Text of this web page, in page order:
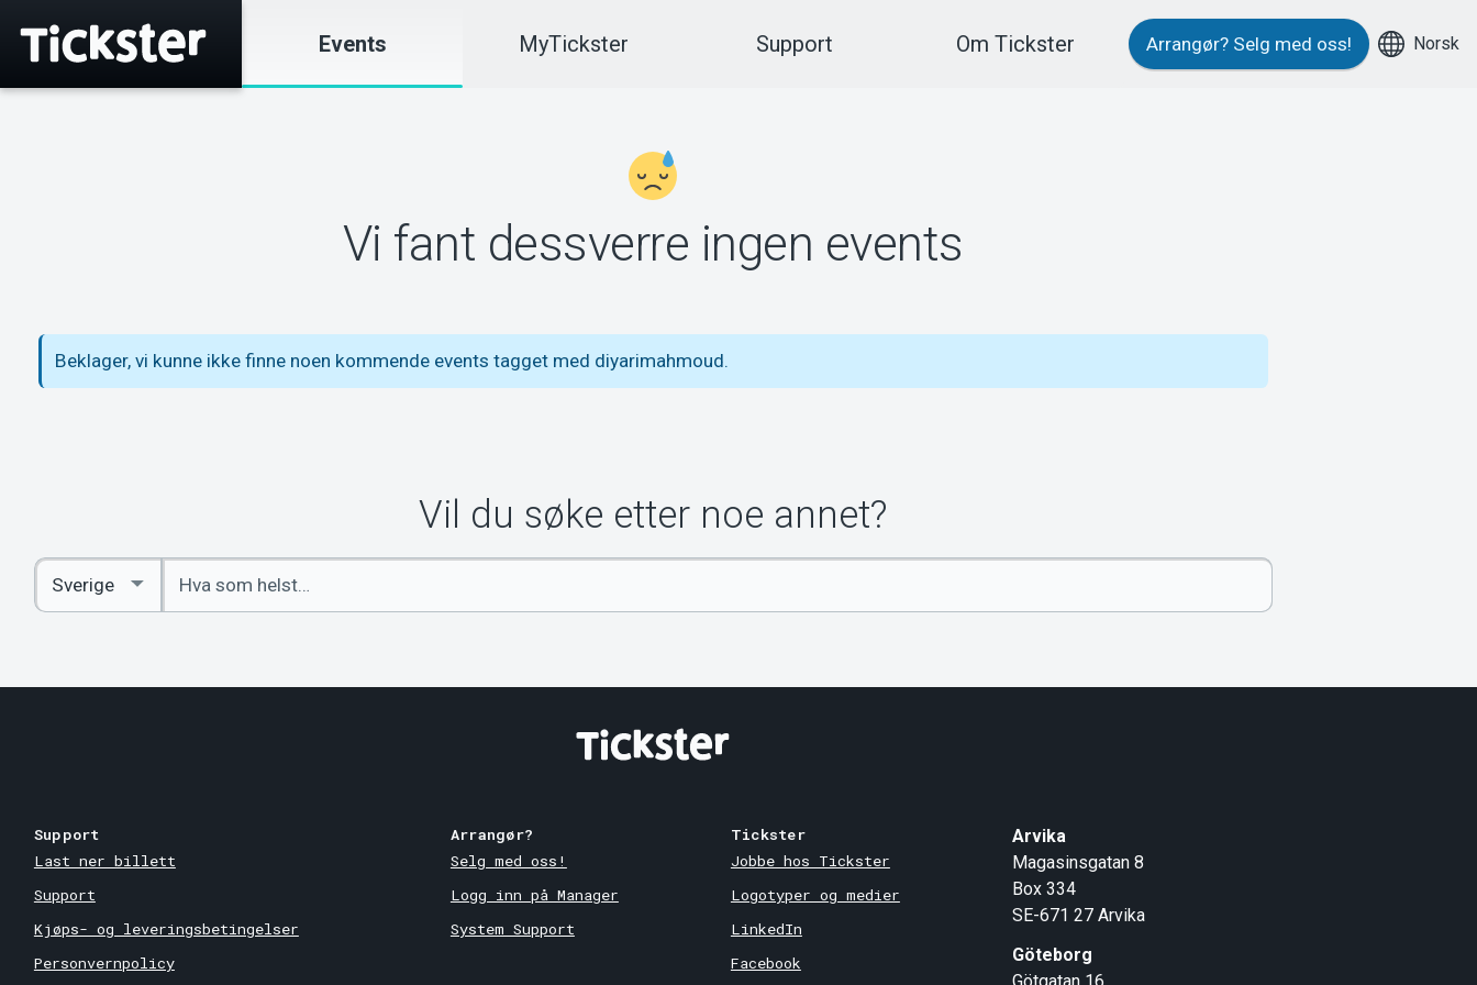
Events MyTickster Support Om Tickster Arrangør? Selg med oss! Norsk
Vi fant dessverre ingen events
Beklager, vi kunne ikke finne noen kommende events tagget med diyarimahmoud.
Vil du søke etter noe annet?
Angi
nøkkelord
Select
Country
Support
Last ner billett
Support
Kjøps- og leveringsbetingelser
Personvernpolicy
Arrangør?
Selg med oss!
Logg inn på Manager
System Support
Tickster
Jobbe hos Tickster
Logotyper og medier
LinkedIn
Facebook
Arvika
Magasinsgatan 8
Box 334
SE-671 27 Arvika
Göteborg